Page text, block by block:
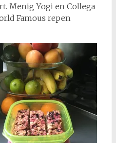
Menig Yogi en Collega
Famous repen